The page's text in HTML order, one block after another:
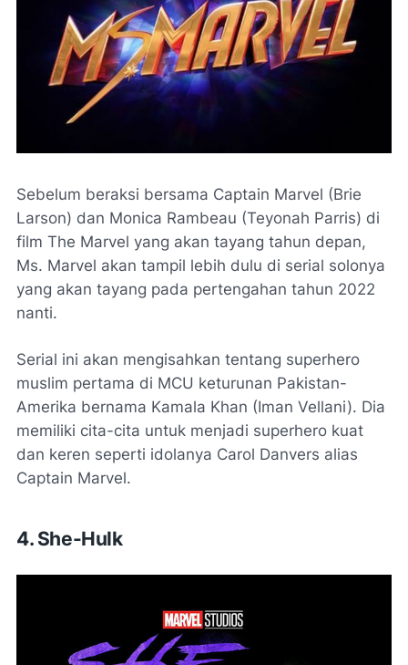
Sebelum beraksi bersama Captain Marvel (Brie
Larson) dan Monica Rambeau (Teyonah Parris) di
film The Marvel yang akan tayang tahun depan,
Ms. Marvel akan tampil lebih dulu di serial solonya
yang akan tayang pada pertengahan tahun 2022
nanti.
Serial ini akan mengisahkan tentang superhero
muslim pertama di MCU keturunan Pakistan-
Amerika bernama Kamala Khan (Iman Vellani). Dia
memiliki cita-cita untuk menjadi superhero kuat
dan keren seperti idolanya Carol Danvers alias
Captain Marvel.
4. She-Hulk